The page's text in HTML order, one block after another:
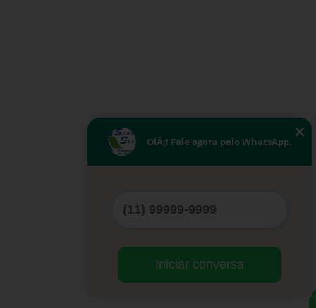
OlÃ¡! Fale agora pelo WhatsApp.
Iniciar conversa